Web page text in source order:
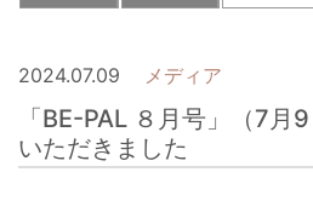
2024.07.09 メディア
「BE-PAL ８月号」（7月
いただきました